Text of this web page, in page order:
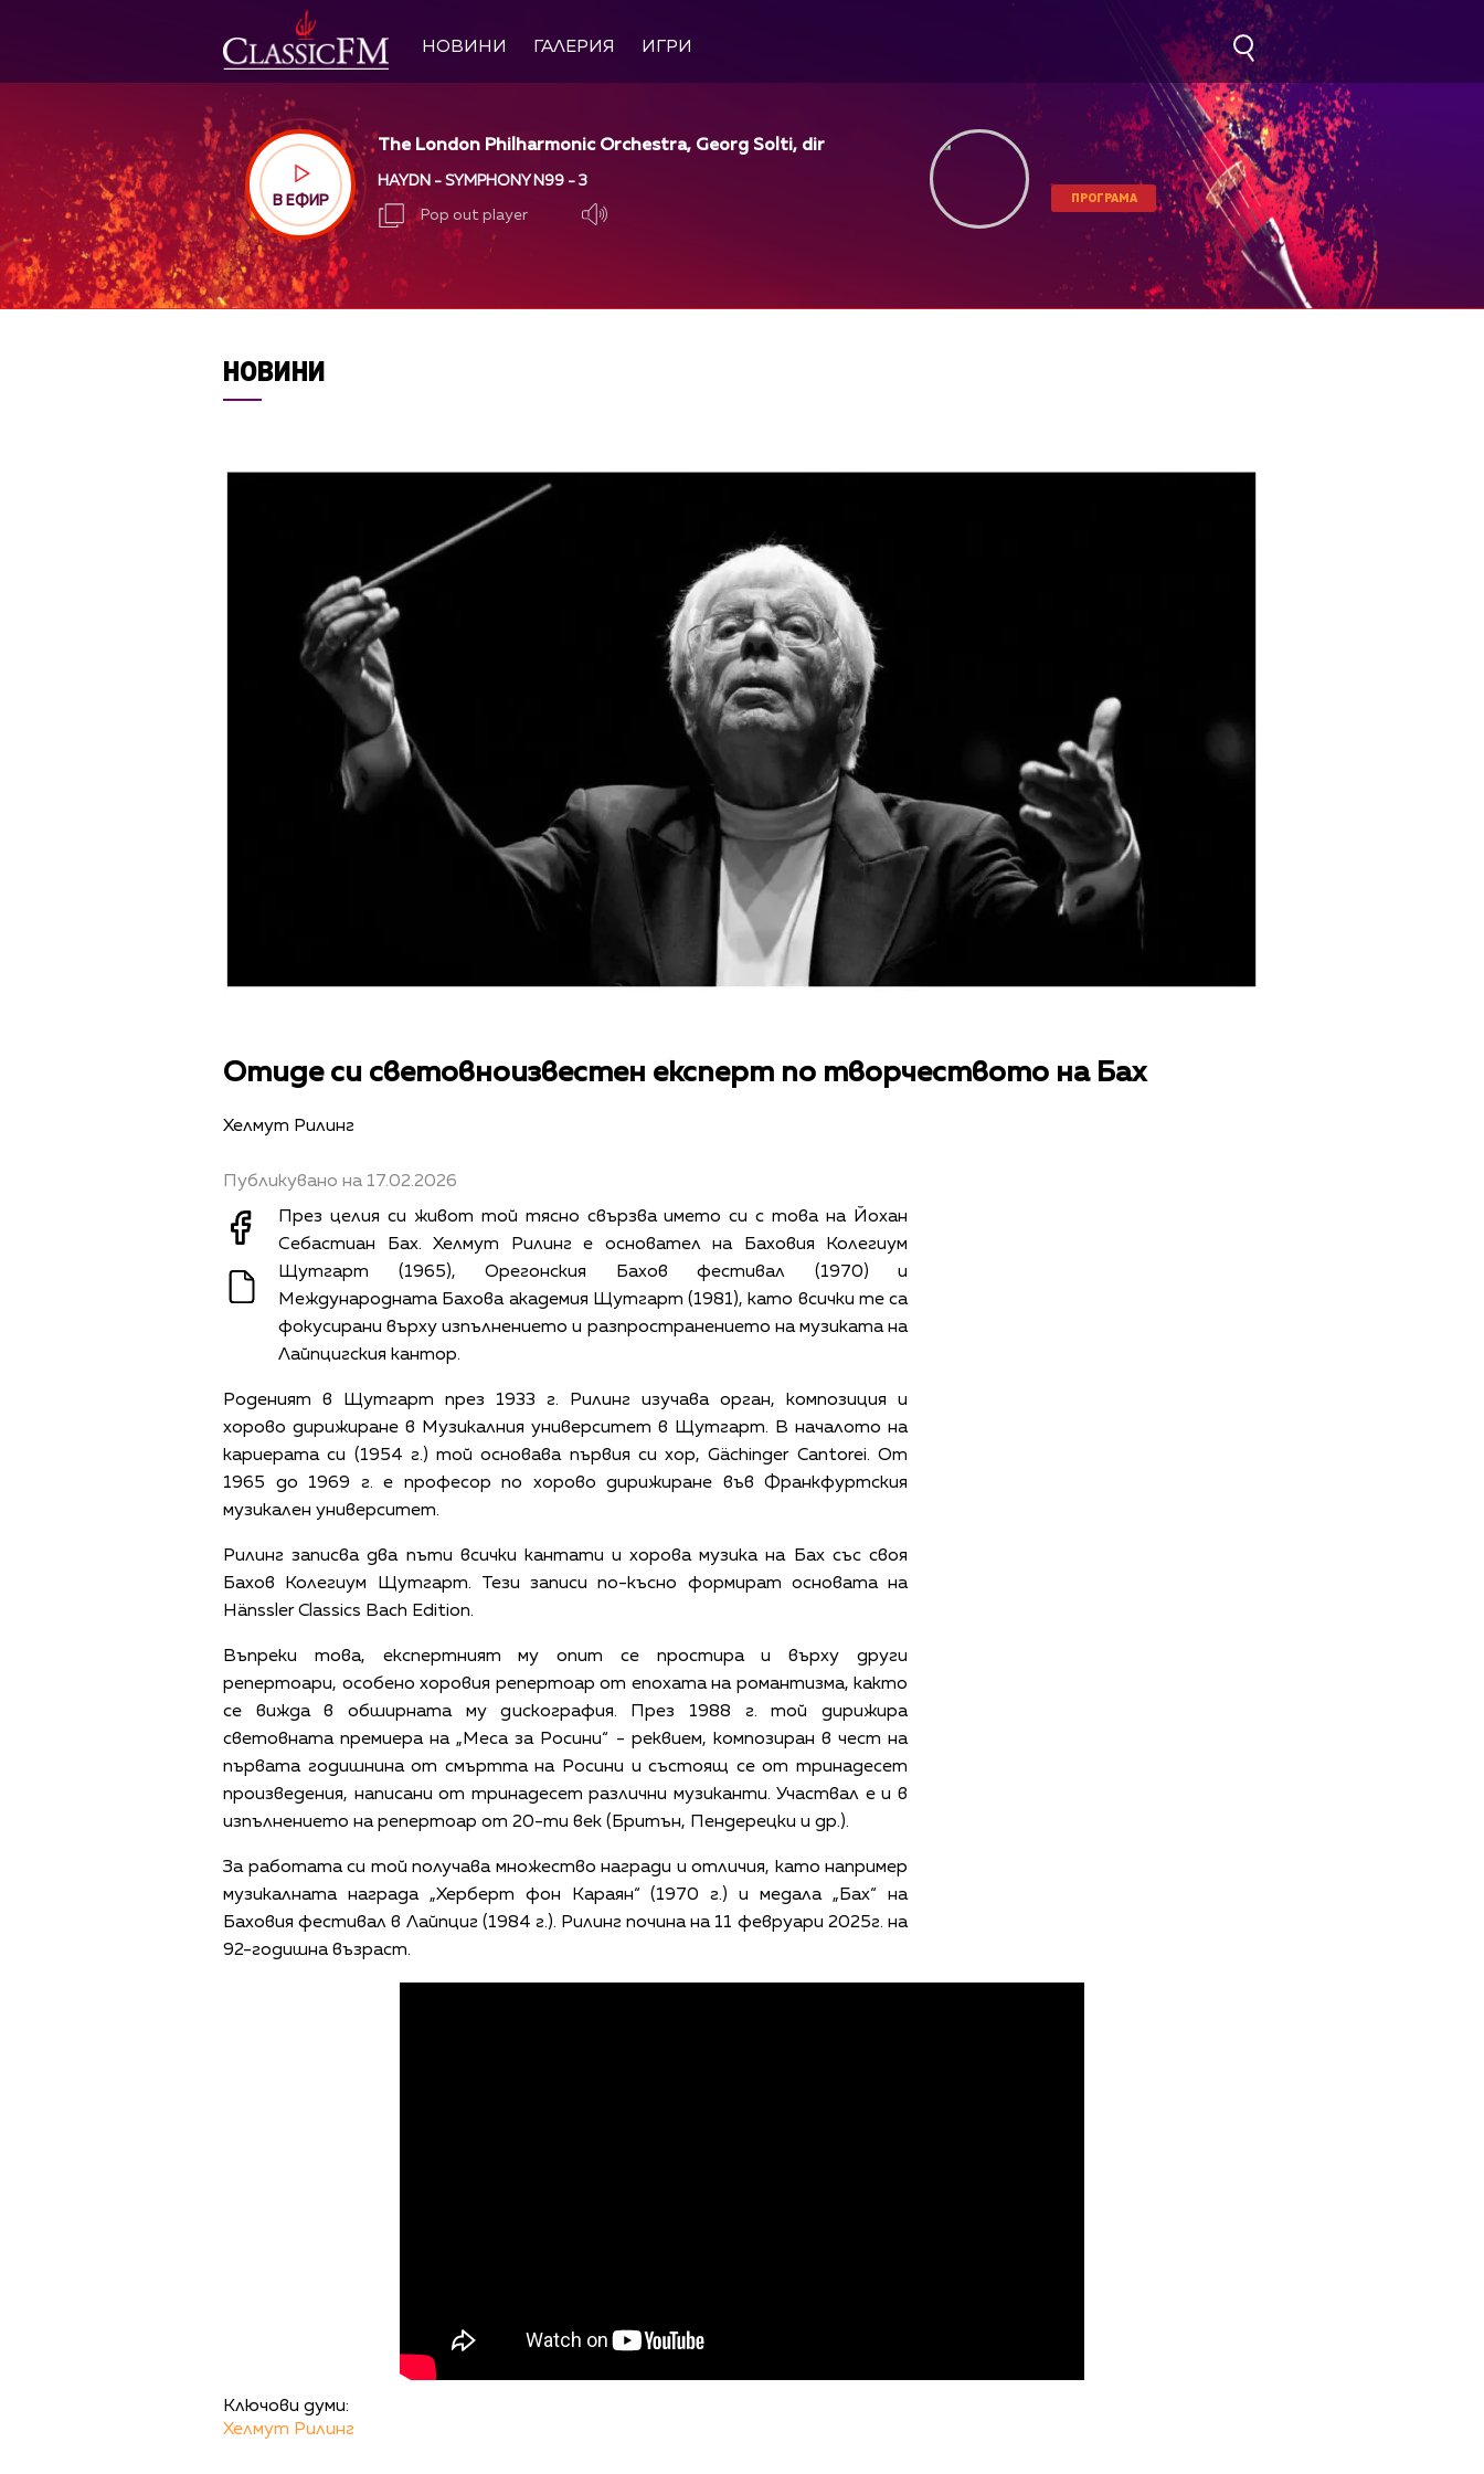
НОВИНИ ГАЛЕРИЯ ИГРИ
В ЕФИР
The London Philharmonic Orchestra, Georg Solti, dir
HAYDN - SYMPHONY N99 - 3
Pop out player
ПРОГРАМА
НОВИНИ
Отиде си световноизвестен експерт по творчеството на Бах
Хелмут Рилинг
Публикувано на 17.02.2026
През целия си живот той тясно свързва името си с това на Йохан
Себастиан Бах. Хелмут Рилинг е основател на Баховия Колегиум
Щутгарт (1965), Орегонския Бахов фестивал (1970) и
Международната Бахова академия Щутгарт (1981), като всички те са
фокусирани върху изпълнението и разпространението на музиката на
Лайпцигския кантор.
Роденият в Щутгарт през 1933 г. Рилинг изучава орган, композиция и
хорово дирижиране в Музикалния университет в Щутгарт. В началото на
кариерата си (1954 г.) той основава първия си хор, Gächinger Cantorei. От
1965 до 1969 г. е професор по хорово дирижиране във Франкфуртския
музикален университет.
Рилинг записва два пъти всички кантати и хорова музика на Бах със своя
Бахов Колегиум Щутгарт. Тези записи по-късно формират основата на
Hänssler Classics Bach Edition.
Въпреки това, експертният му опит се простира и върху други
репертоари, особено хоровия репертоар от епохата на романтизма, както
се вижда в обширната му дискография. През 1988 г. той дирижира
световната премиера на „Меса за Росини“ - реквием, композиран в чест на
първата годишнина от смъртта на Росини и състоящ се от тринадесет
произведения, написани от тринадесет различни музиканти. Участвал е и в
изпълнението на репертоар от 20-ти век (Бритън, Пендерецки и др.).
За работата си той получава множество награди и отличия, като например
музикалната награда „Херберт фон Караян“ (1970 г.) и медала „Бах“ на
Баховия фестивал в Лайпциг (1984 г.). Рилинг почина на 11 февруари 2025г. на
92-годишна възраст.
Ключови думи:
Хелмут Рилинг